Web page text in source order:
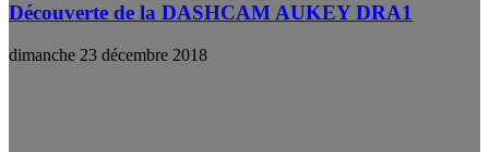
Découverte de la DASHCAM AUKEY DRA1
dimanche 23 décembre 2018